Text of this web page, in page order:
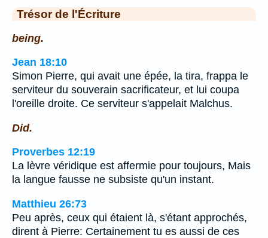
Trésor de l'Écriture
being.
Jean 18:10
Simon Pierre, qui avait une épée, la tira, frappa le
serviteur du souverain sacrificateur, et lui coupa
l'oreille droite. Ce serviteur s'appelait Malchus.
Did.
Proverbes 12:19
La lèvre véridique est affermie pour toujours, Mais
la langue fausse ne subsiste qu'un instant.
Matthieu 26:73
Peu après, ceux qui étaient là, s'étant approchés,
dirent à Pierre: Certainement tu es aussi de ces